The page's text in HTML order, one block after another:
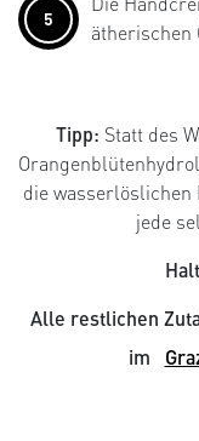
5
ätherischen
Tipp: Statt des
die wasserlöslichen
jede
Alle restlichen
im